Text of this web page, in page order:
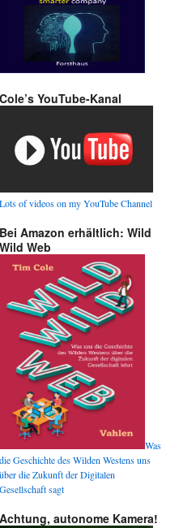
Cole’s YouTube-Kanal
Lots of videos on my YouTube Channel
Bei Amazon erhältlich: Wild
Wild Web
Was
die Geschichte des Wilden Westens uns
über die Zukunft der Digitalen
Gesellschaft sagt
Achtung, autonome Kamera!